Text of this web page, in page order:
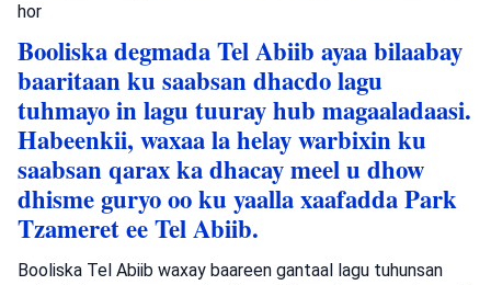
hor
Booliska degmada Tel Abiib ayaa bilaabay
baaritaan ku saabsan dhacdo lagu
tuhmayo in lagu tuuray hub magaaladaasi.
Habeenkii, waxaa la helay warbixin ku
saabsan qarax ka dhacay meel u dhow
dhisme guryo oo ku yaalla xaafadda Park
Tzameret ee Tel Abiib.
Booliska Tel Abiib waxay baareen gantaal lagu tuhunsan